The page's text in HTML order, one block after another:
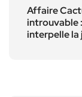
Affaire
introuvable
interpelle la